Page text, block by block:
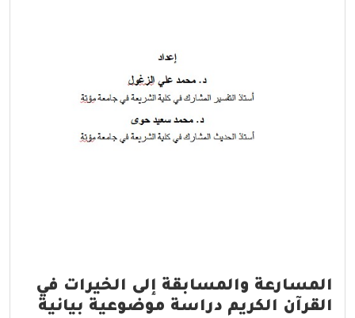
المسارعة والمسابقة إلى الخيرات في
القرآن الكريم دراسة موضوعية بيانية